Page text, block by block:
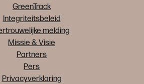
GreenTrack
Integriteitsbeleid
melding
Missie & Visie
Partners
Pers
Privacyverklaring